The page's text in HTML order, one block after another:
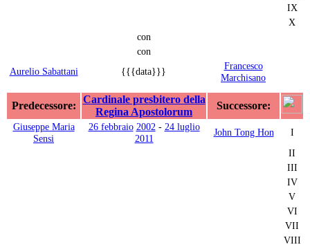
IX
X
con
con
Aurelio Sabattani
{{{data}}}
Francesco
Marchisano
Predecessore:
Cardinale presbitero della
Regina Apostolorum
Successore:
Giuseppe Maria
Sensi
26 febbraio 2002 - 24 luglio
2011
John Tong Hon
I
II
III
IV
V
VI
VII
VIII